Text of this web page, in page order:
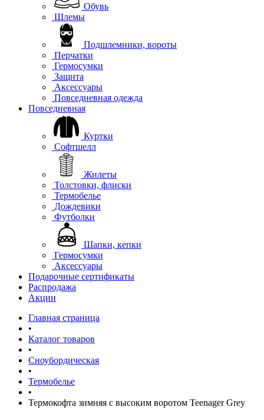
Обувь
Шлемы
Подшлемники, вороты
Перчатки
Гермосумки
Защита
Аксессуары
Повседневная одежда
Повседневная
Куртки
Софтшелл
Жилеты
Толстовки, флиски
Термобелье
Дождевики
Футболки
Шапки, кепки
Гермосумки
Аксессуары
Подарочные сертификаты
Распродажа
Акции
Главная страница
•
Каталог товаров
•
Сноубордическая
•
Термобелье
•
Термокофта зимняя с высоким воротом Teenager Grey